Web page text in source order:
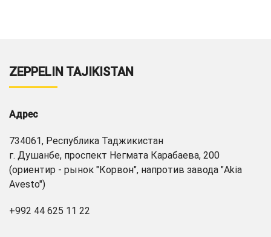
ZEPPELIN TAJIKISTAN
Адрес
734061, Республика Таджикистан
г. Душанбе, проспект Негмата Карабаева, 200
(ориентир - рынок "Корвон", напротив завода "Akia
Avesto")
+992 44 625 11 22